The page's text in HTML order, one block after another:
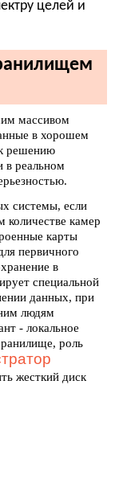
целей и
массивом
в хорошем
решению
в реальном
системы, если
количестве камер
карты
первичного
в
специальной
данных, при
людям
- локальное
роль
жесткий диск